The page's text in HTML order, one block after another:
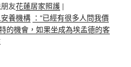
友花蓮居家照護 |
養機構 ：“已經有很多人問我價
的機會，如果坐成為埃孟德的客